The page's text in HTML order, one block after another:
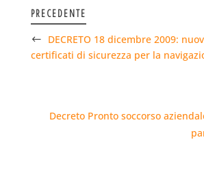
PRECEDENTE
DECRETO 18 dicembre 2009:
certificati di sicurezza per la
Decreto Pronto soccorso